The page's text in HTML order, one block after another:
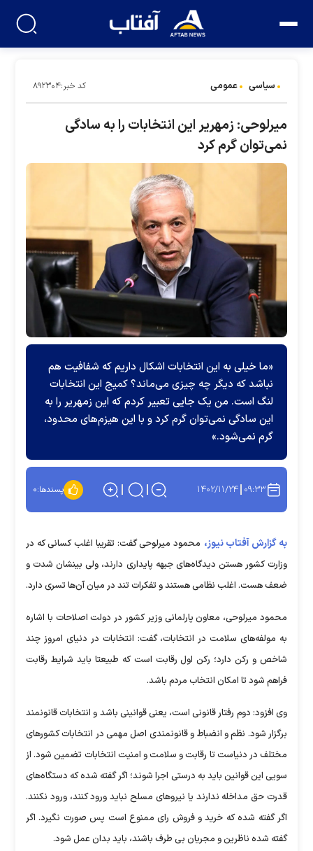
سیاسی عمومی کد خبر:۸۹۲۳۰۴
میرلوحی: زمهریر این انتخابات را به سادگی
نمی‌توان گرم کرد
«ما خیلی به این انتخابات اشکال داریم که شفافیت هم
نباشد که دیگر چه چیزی می‌ماند؟ کمیج این انتخابات
لنگ است. من یک جایی تعبیر کردم که این زمهریر را به
این سادگی نمی‌توان گرم کرد و با این هیزم‌های محدود،
گرم نمی‌شود.»
۰۹:۳۳ ۱۴۰۲/۱۱/۲۴ پسندها:۰
به گزارش آفتاب نیوز، محمود میرلوحی گفت: تقریبا اغلب کسانی که در
وزارت کشور هستن دیدگاه‌های جبهه پایداری دارند، ولی بینشان شدت و
ضعف هست. اغلب نظامی هستند و تفکرات تند در میان آن‌ها تسری دارد.
محمود میرلوحی، معاون پارلمانی وزیر کشور در دولت اصلاحات با اشاره
به مولفه‌های سلامت در انتخابات، گفت: انتخابات در دنیای امروز چند
شاخص و رکن دارد؛ رکن اول رقابت است که طبیعتا باید شرایط رقابت
فراهم شود تا امکان انتخاب مردم باشد.
وی افزود: دوم رفتار قانونی است، یعنی قوانینی باشد و انتخابات قانونمند
برگزار شود. نظم و انضباط و قانونمندی اصل مهمی در انتخابات کشور‌های
مختلف در دنیاست تا رقابت و سلامت و امنیت انتخابات تضمین شود. از
سویی این قوانین باید به درستی اجرا شوند؛ اگر گفته شده که دستگاه‌های
قدرت حق مداخله ندارند یا نیرو‌های مسلح نباید ورود کنند، ورود نکنند.
اگر گفته شده که خرید و فروش رای ممنوع است پس صورت نگیرد. اگر
گفته شده ناظرین و مجریان بی طرف باشند، باید بدان عمل شود.